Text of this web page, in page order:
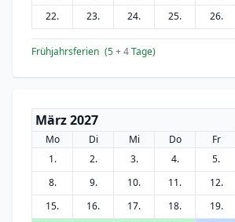
22.
23. 24. 25. 26.
Frühjahrsferien (5+ 4Tage)
März 2027
Mo Di Mi Do Fr
1.
2. 3. 4. 5.
8.
9. 10. 11. 12.
15.
16. 17. 18. 19.